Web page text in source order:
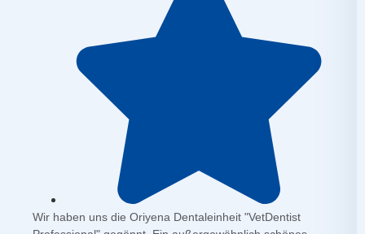
Wir haben uns die Oriyena Dentaleinheit "VetDentist